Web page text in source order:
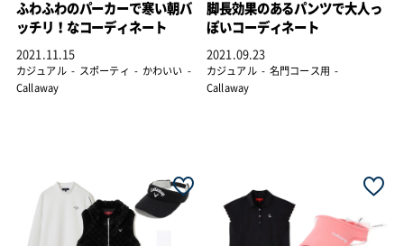
ふわふわのパーカーで寒い朝バ
ッチリ！なコーディネート
2021.11.15
カジュアル スポーティ
かわいい
Callaway
脚長効果のあるパンツで大人っ
ぽいコーディネート
2021.09.23
カジュアル
名門コース用
Callaway